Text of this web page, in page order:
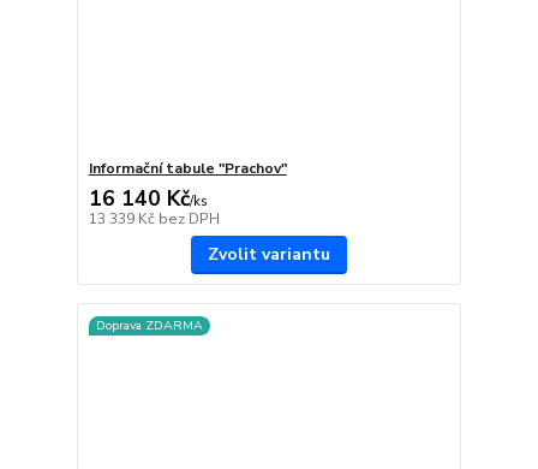
Informační tabule "Prachov"
16 140 Kč/ks
13 339 Kč bez DPH
Zvolit variantu
Doprava ZDARMA